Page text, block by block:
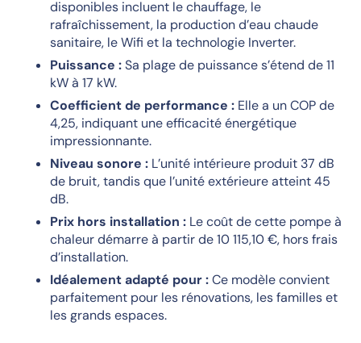
disponibles incluent le chauffage, le
rafraîchissement, la production d’eau chaude
sanitaire, le Wifi et la technologie Inverter.
Puissance :Sa plage de puissance s’étend de 11
kW à 17 kW.
Coefficient de performance : Elle a un COP de
4,25, indiquant une efficacité énergétique
impressionnante.
Niveau sonore : L’unité intérieure produit 37 dB
de bruit, tandis que l’unité extérieure atteint 45
dB.
Prix hors installation : Le coût de cette pompe à
chaleur démarre à partir de 10 115,10 €, hors frais
d’installation.
Idéalement adapté pour :Ce modèle convient
parfaitement pour les rénovations, les familles et
les grands espaces.